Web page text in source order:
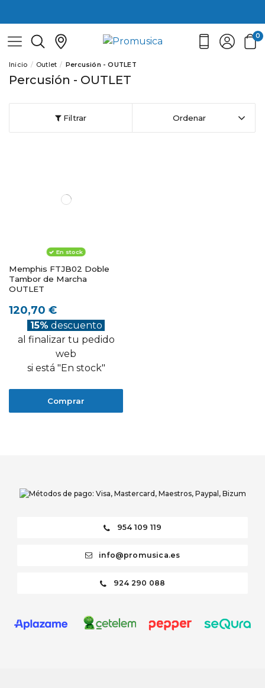
0
Inicio Outlet Percusión - OUTLET
Percusión - OUTLET
Filtrar Ordenar
En stock
Memphis FTJB02 Doble
Tambor de Marcha
OUTLET
120,70 €
15% descuento
al finalizar tu pedido
web
si está "En stock"
Comprar
954 109 119
info@promusica.es
924 290 088